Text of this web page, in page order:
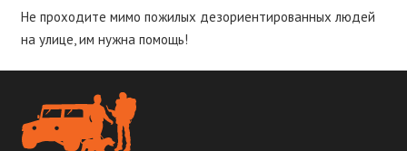
Не проходите мимо пожилых дезориентированных людей
на улице, им нужна помощь!